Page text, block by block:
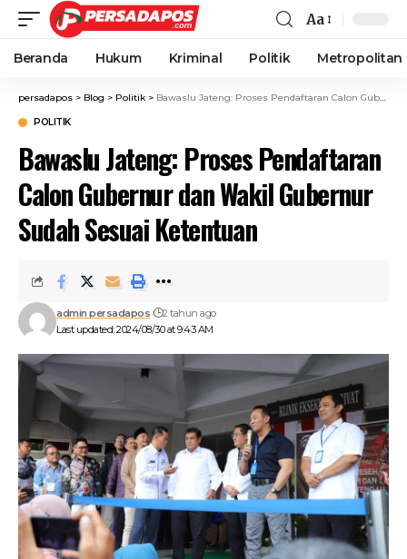
Aa
Beranda Hukum Kriminal Politik Metropolitan
persadapos > Blog > Politik > Bawaslu Jateng: Proses Pendaftaran Calon Gubernur dan Wakil Gubernur Sudah Sesuai Ketentuan
POLITIK
Bawaslu Jateng: Proses Pendaftaran
Calon Gubernur dan Wakil Gubernur
Sudah Sesuai Ketentuan
Last updated: 2024/08/30 at 9:43 AM
admin persadapos 2 tahun ago